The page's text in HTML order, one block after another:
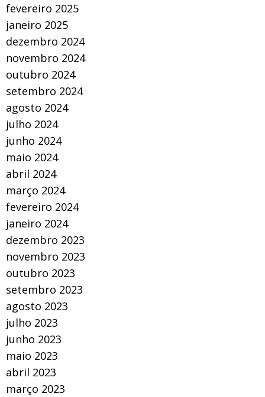
fevereiro 2025
janeiro 2025
dezembro 2024
novembro 2024
outubro 2024
setembro 2024
agosto 2024
julho 2024
junho 2024
maio 2024
abril 2024
março 2024
fevereiro 2024
janeiro 2024
dezembro 2023
novembro 2023
outubro 2023
setembro 2023
agosto 2023
julho 2023
junho 2023
maio 2023
abril 2023
março 2023